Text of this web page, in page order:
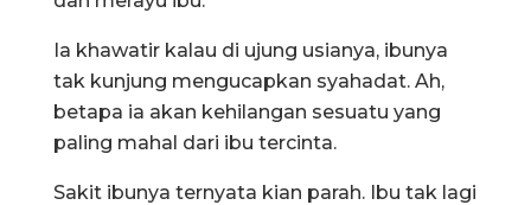
Ia khawatir kalau di ujung usianya, ibunya
tak kunjung mengucapkan syahadat. Ah,
betapa ia akan kehilangan sesuatu yang
paling mahal dari ibu tercinta.
Sakit ibunya ternyata kian parah. Ibu tak lagi